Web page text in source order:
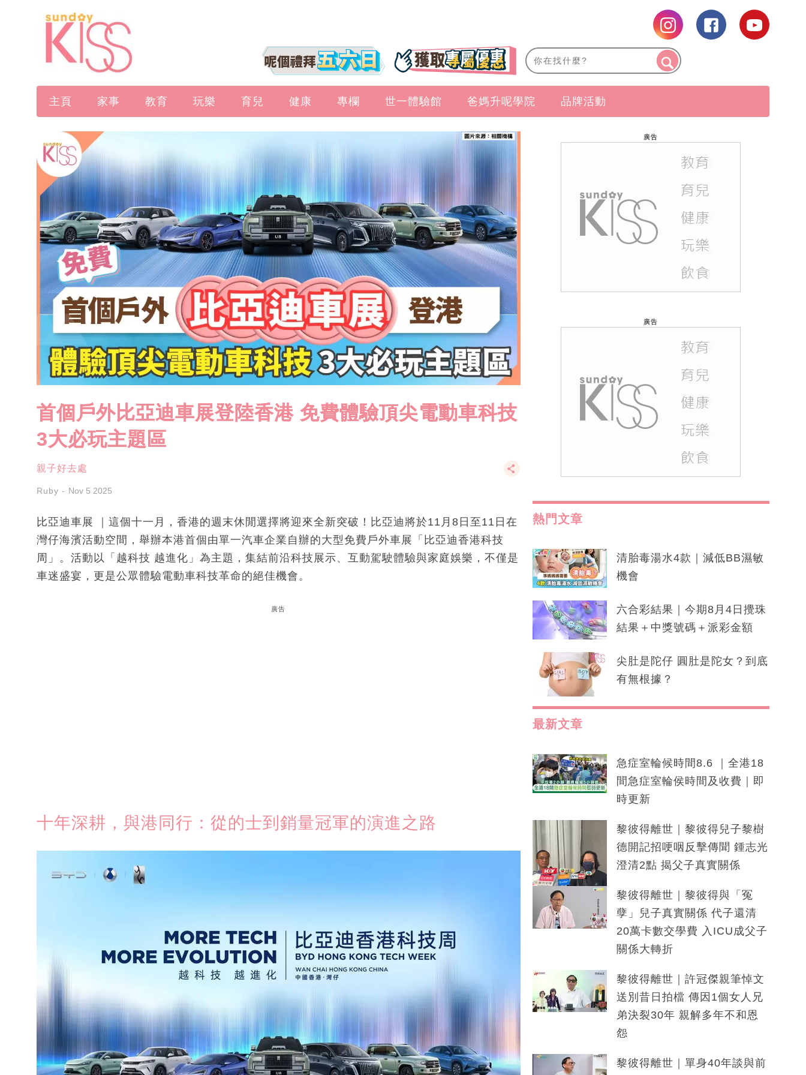
主頁 家事 教育 玩樂 育兒 健康 專欄 世一體驗館 爸媽升呢學院 品牌活動
首個戶外比亞迪車展登陸香港 免費體驗頂尖電動車科技
3大必玩主題區
親子好去處
Ruby Nov 5 2025
比亞迪車展 ｜這個十一月，香港的週末休閒選擇將迎來全新突破！比亞迪將於11月8日至11日在
灣仔海濱活動空間，舉辦本港首個由單一汽車企業自辦的大型免費戶外車展「比亞迪香港科技
周」。活動以「越科技 越進化」為主題，集結前沿科技展示、互動駕駛體驗與家庭娛樂，不僅是
車迷盛宴，更是公眾體驗電動車科技革命的絕佳機會。
廣告
十年深耕，與港同行：從的士到銷量冠軍的演進之路
廣告
廣告
熱門文章
清胎毒湯水4款｜減低BB濕敏
機會
六合彩結果｜今期8月4日攪珠
結果＋中獎號碼＋派彩金額
尖肚是陀仔 圓肚是陀女？到底
有無根據？
最新文章
急症室輪候時間8.6 ｜全港18
間急症室輪侯時間及收費｜即
時更新
黎彼得離世｜黎彼得兒子黎樹
德開記招哽咽反擊傳聞 鍾志光
澄清2點 揭父子真實關係
黎彼得離世｜黎彼得與「冤
孽」兒子真實關係 代子還清
20萬卡數交學費 入ICU成父子
關係大轉折
黎彼得離世｜許冠傑親筆悼文
送別昔日拍檔 傳因1個女人兄
弟決裂30年 親解多年不和恩
怨
黎彼得離世｜單身40年談與前